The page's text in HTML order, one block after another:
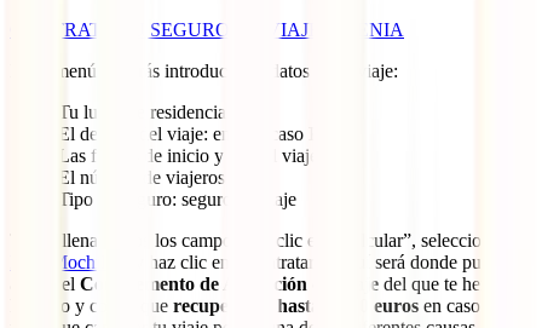
CONTRATA TU SEGURO DE VIAJE A KENIA
En el menú deberás introducir los datos de tu viaje:
Tu lugar de residencia
El destino del viaje: en este caso Kenia
Las fechas de inicio y fin del viaje
El número de viajeros
Tipo de seguro: seguro de viaje
Tras rellenar todos los campos haz clic en “Calcular”, selecciona tu
IATI Mochilero
y haz clic en “Contratar”. Aquí será donde puedas
añadir el Complemento de Anulación de Viaje del que te hemos
hablado y con el que recuperarás hasta 3.500 euros en caso de